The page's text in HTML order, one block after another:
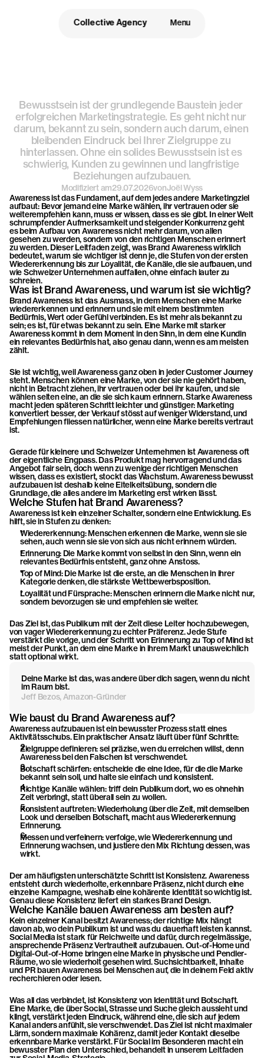
Collective Agency Menu
Awareness: In der Welt des
Marketings auffallen
Bewusstsein ist der grundlegende Baustein jeder
erfolgreichen Marketingstrategie. Es geht nicht nur
darum, bekannt zu sein, sondern auch darum, einen
bleibenden Eindruck bei Ihrer Zielgruppe zu
hinterlassen. Ohne ein solides Bewusstsein ist es
schwierig, Kunden zu gewinnen und langfristige
Beziehungen aufzubauen.
Modifiziert am29.07.2026vonJoël Wyss
Awareness ist das Fundament, auf dem jedes andere Marketingziel
aufbaut: Bevor jemand eine Marke wählen, ihr vertrauen oder sie
weiterempfehlen kann, muss er wissen, dass es sie gibt. In einer Welt
schrumpfender Aufmerksamkeit und steigender Konkurrenz geht
es beim Aufbau von Awareness nicht mehr darum, von allen
gesehen zu werden, sondern von den richtigen Menschen erinnert
zu werden. Dieser Leitfaden zeigt, was Brand Awareness wirklich
bedeutet, warum sie wichtiger ist denn je, die Stufen von der ersten
Wiedererkennung bis zur Loyalität, die Kanäle, die sie aufbauen, und
wie Schweizer Unternehmen auffallen, ohne einfach lauter zu
schreien.
Was ist Brand Awareness, und warum ist sie wichtig?
Brand Awareness ist das Ausmass, in dem Menschen eine Marke
wiedererkennen und erinnern und sie mit einem bestimmten
Bedürfnis, Wert oder Gefühl verbinden. Es ist mehr als bekannt zu
sein; es ist, für etwas bekannt zu sein. Eine Marke mit starker
Awareness kommt in dem Moment in den Sinn, in dem eine Kundin
ein relevantes Bedürfnis hat, also genau dann, wenn es am meisten
zählt.
Sie ist wichtig, weil Awareness ganz oben in jeder Customer Journey
steht. Menschen können eine Marke, von der sie nie gehört haben,
nicht in Betracht ziehen, ihr vertrauen oder bei ihr kaufen, und sie
wählen selten eine, an die sie sich kaum erinnern. Starke Awareness
macht jeden späteren Schritt leichter und günstiger: Marketing
konvertiert besser, der Verkauf stösst auf weniger Widerstand, und
Empfehlungen fliessen natürlicher, wenn eine Marke bereits vertraut
ist.
Gerade für kleinere und Schweizer Unternehmen ist Awareness oft
der eigentliche Engpass. Das Produkt mag hervorragend und das
Angebot fair sein, doch wenn zu wenige der richtigen Menschen
wissen, dass es existiert, stockt das Wachstum. Awareness bewusst
aufzubauen ist deshalb keine Eitelkeitsübung, sondern die
Grundlage, die alles andere im Marketing erst wirken lässt.
Welche Stufen hat Brand Awareness?
Awareness ist kein einzelner Schalter, sondern eine Entwicklung. Es
hilft, sie in Stufen zu denken:
Wiedererkennung: Menschen erkennen die Marke, wenn sie sie
sehen, auch wenn sie sie von sich aus nicht erinnern würden.
Erinnerung: Die Marke kommt von selbst in den Sinn, wenn ein
relevantes Bedürfnis entsteht, ganz ohne Anstoss.
Top of Mind: Die Marke ist die erste, an die Menschen in ihrer
Kategorie denken, die stärkste Wettbewerbsposition.
Loyalität und Fürsprache: Menschen erinnern die Marke nicht nur,
sondern bevorzugen sie und empfehlen sie weiter.
Das Ziel ist, das Publikum mit der Zeit diese Leiter hochzubewegen,
von vager Wiedererkennung zu echter Präferenz. Jede Stufe
verstärkt die vorige, und der Schritt von Erinnerung zu Top of Mind ist
meist der Punkt, an dem eine Marke in ihrem Markt unausweichlich
statt optional wirkt.
Deine Marke ist das, was andere über dich sagen, wenn du nicht
im Raum bist.
Jeff Bezos, Amazon-Gründer
Wie baust du Brand Awareness auf?
Awareness aufzubauen ist ein bewusster Prozess statt eines
Aktivitätsschubs. Ein praktischer Ansatz läuft über fünf Schritte:
Zielgruppe definieren: sei präzise, wen du erreichen willst, denn
Awareness bei den Falschen ist verschwendet.
Botschaft schärfen: entscheide die eine Idee, für die die Marke
bekannt sein soll, und halte sie einfach und konsistent.
Richtige Kanäle wählen: triff dein Publikum dort, wo es ohnehin
Zeit verbringt, statt überall sein zu wollen.
Konsistent auftreten: Wiederholung über die Zeit, mit demselben
Look und derselben Botschaft, macht aus Wiedererkennung
Erinnerung.
Messen und verfeinern: verfolge, wie Wiedererkennung und
Erinnerung wachsen, und justiere den Mix Richtung dessen, was
wirkt.
Der am häufigsten unterschätzte Schritt ist Konsistenz. Awareness
entsteht durch wiederholte, erkennbare Präsenz, nicht durch eine
einzelne Kampagne, weshalb eine kohärente Identität so wichtig ist.
Genau diese Konsistenz liefert ein starkes Brand Design.
Welche Kanäle bauen Awareness am besten auf?
Kein einzelner Kanal besitzt Awareness; der richtige Mix hängt
davon ab, wo dein Publikum ist und was du dauerhaft leisten kannst.
Social Media ist stark für Reichweite und dafür, durch regelmässige,
ansprechende Präsenz Vertrautheit aufzubauen. Out-of-Home und
Digital-Out-of-Home bringen eine Marke in physische und Pendler-
Räume, wo sie wiederholt gesehen wird. Suchsichtbarkeit, Inhalte
und PR bauen Awareness bei Menschen auf, die in deinem Feld aktiv
recherchieren oder lesen.
Was all das verbindet, ist Konsistenz von Identität und Botschaft.
Eine Marke, die über Social, Strasse und Suche gleich aussieht und
klingt, verstärkt jeden Eindruck, während eine, die sich auf jedem
Kanal anders anfühlt, sie verschwendet. Das Ziel ist nicht maximaler
Lärm, sondern maximale Kohärenz, damit jeder Kontakt dieselbe
erkennbare Marke verstärkt. Für Social im Besonderen macht ein
bewusster Plan den Unterschied, behandelt in unserem Leitfaden